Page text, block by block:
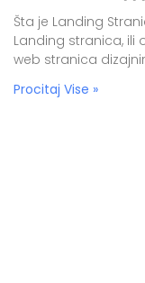
Šta je Landing
Landing stranica, ili
web stranica
Procitaj Vise »